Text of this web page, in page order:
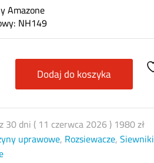
Amazone
NH149
Dodaj do koszyka
30 dni ( 11 czerwca 2026) 1980zł
uprawowe, Rozsiewacze,Siewniki